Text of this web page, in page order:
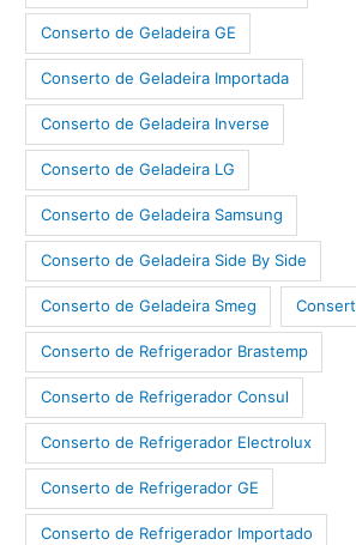
Conserto de Geladeira GE
Conserto de Geladeira Importada
Conserto de Geladeira Inverse
Conserto de Geladeira LG
Conserto de Geladeira Samsung
Conserto de Geladeira Side By Side
Conserto de Geladeira Smeg
Conserto de Refrigerador Brastemp
Conserto de Refrigerador Consul
Conserto de Refrigerador Electrolux
Conserto de Refrigerador GE
Conserto de Refrigerador Importado